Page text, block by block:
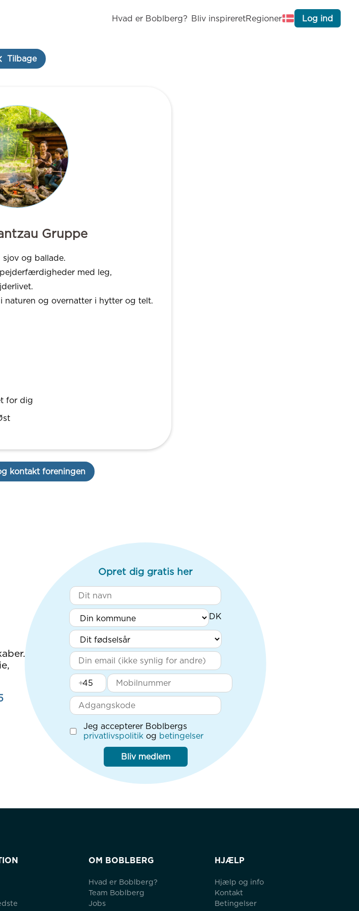
Hvad er Boblberg? Bliv inspireretRegioner Log ind
Tilbage
Gruppe
og ballade.
med leg,
naturen og overnatter i hytter og telt.
for dig
kontakt foreningen
Opret dig gratis her
+
Jeg accepterer Boblbergs
privatlivspolitik og betingelser
Bliv medlem
OM BOBLBERG
Hvad er Boblberg?
Team Boblberg
Jobs
HJÆLP
Hjælp og info
Kontakt
Betingelser